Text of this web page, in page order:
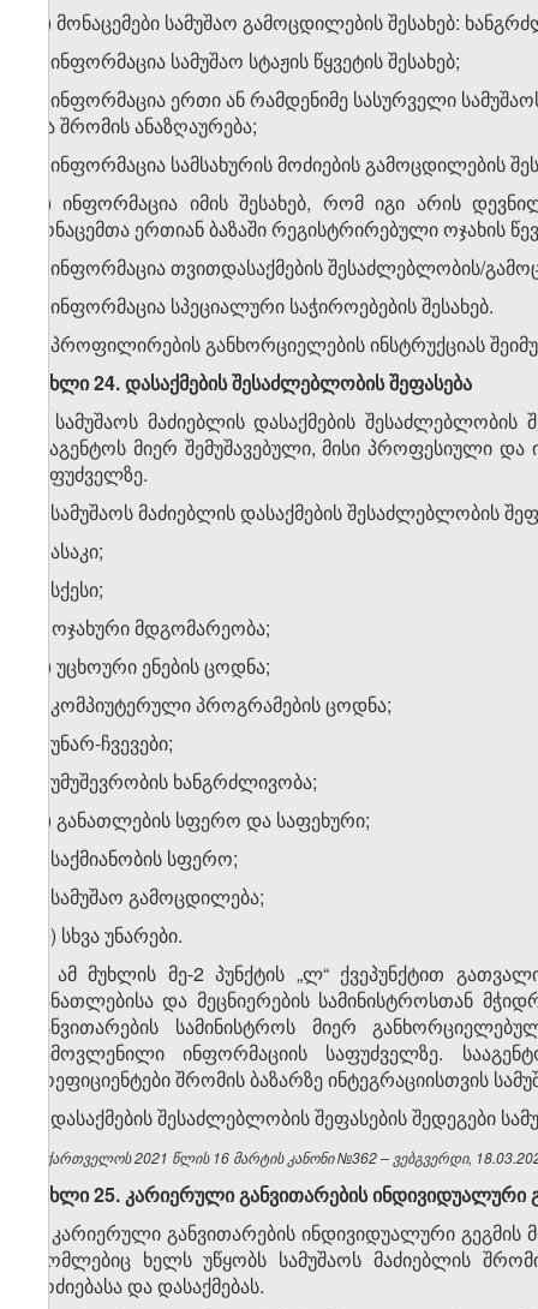
დ) მონაცემები სამუშაო გამოცდილების შესახებ:
ე) ინფორმაცია სამუშაო სტაჟის წყვეტის შესახებ;
ვ) ინფორმაცია ერთი ან რამდენიმე სასურველი
და შრომის ანაზღაურება;
ზ) ინფორმაცია სამსახურის მოძიების გამოცდილების
თ) ინფორმაცია იმის შესახებ, რომ იგი არის
მონაცემთა ერთიან ბაზაში რეგისტრირებული ოჯახის
ი) ინფორმაცია თვითდასაქმების შესაძლებლობის/
კ) ინფორმაცია სპეციალური საჭიროებების შესახებ.
5. პროფილირების განხორციელების ინსტრუქციას
მუხლი 24. დასაქმების შესაძლებლობის შეფასება
1. სამუშაოს მაძიებლის დასაქმების
სააგენტოს მიერ შემუშავებული, მისი პროფესიული
საფუძველზე.
2. სამუშაოს მაძიებლის დასაქმების შესაძლებლობის
ა) ასაკი;
ბ) სქესი;
გ) ოჯახური მდგომარეობა;
დ) უცხოური ენების ცოდნა;
ე) კომპიუტერული პროგრამების ცოდნა;
ვ) უნარ-ჩვევები;
ზ) უმუშევრობის ხანგრძლივობა;
თ) განათლების სფერო და საფეხური;
ი) საქმიანობის სფერო;
კ) სამუშაო გამოცდილება;
ლ) სხვა უნარები.
3. ამ მუხლის მე-2 პუნქტის „ლ“ ქვეპუნქტით
განათლებისა და მეცნიერების სამინისტროსთან
განვითარების სამინისტროს მიერ
გამოვლენილი ინფორმაციის საფუძველზე.
კოეფიციენტები შრომის ბაზარზე ინტეგრაციისთვის
4. დასაქმების შესაძლებლობის შეფასების შედეგები
საქართველოს 2021 წლის 16 მარტის კანონი №362 – ვებგვერდი,
მუხლი 25. კარიერული განვითარების ინდივიდუალური
1. კარიერული განვითარების ინდივიდუალური
რომლებიც ხელს უწყობს სამუშაოს მაძიებლის
მოძიებასა და დასაქმებას.